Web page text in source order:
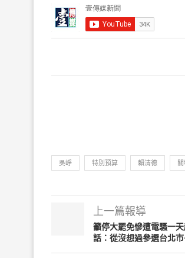
吳崢 特別預算 賴清德
上一篇報導
籲停大罷免慘遭電騷一
話：從沒想過參選台北